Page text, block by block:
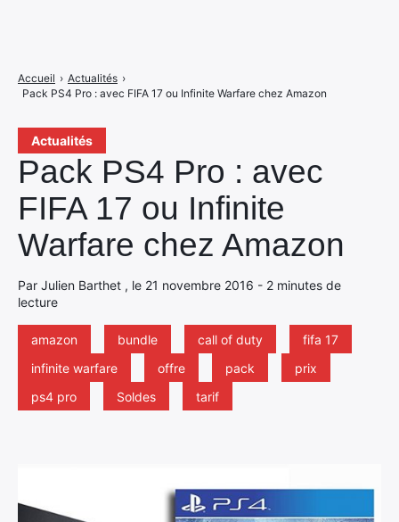
Actualités
Pack PS4 Pro : avec
FIFA 17 ou Infinite
Warfare chez Amazon
Par Julien Barthet , le 21 novembre 2016 - 2 minutes de
lecture
amazon bundle call of duty
fifa 17
infinite warfare
offre pack
prix
ps4 pro
Soldes tarif
Accueil › Actualités ›
Pack PS4 Pro : avec FIFA 17 ou Infinite Warfare chez Amazon